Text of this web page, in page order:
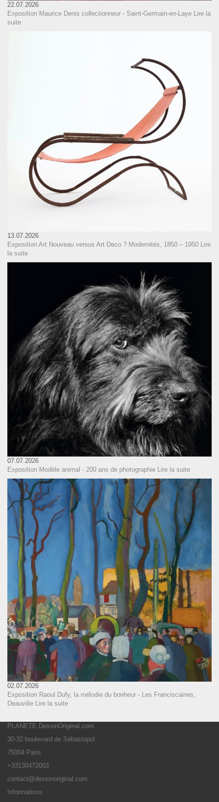
22.07.2026
Exposition Maurice Denis collectionneur - Saint-Germain-en-Laye
Lire la
suite
13.07.2026
Exposition Art Nouveau versus Art Deco ? Modernités, 1850 – 1950
Lire
la suite
07.07.2026
Exposition Modèle animal - 200 ans de photographie Lire la suite
02.07.2026
Exposition Raoul Dufy, la mélodie du bonheur - Les Franciscaines,
Deauville Lire la suite
PLANETE DessinOriginal.com
30-32 boulevard de Sébastopol
75004 Paris
+33130472003
contact@dessinoriginal.com
Informations